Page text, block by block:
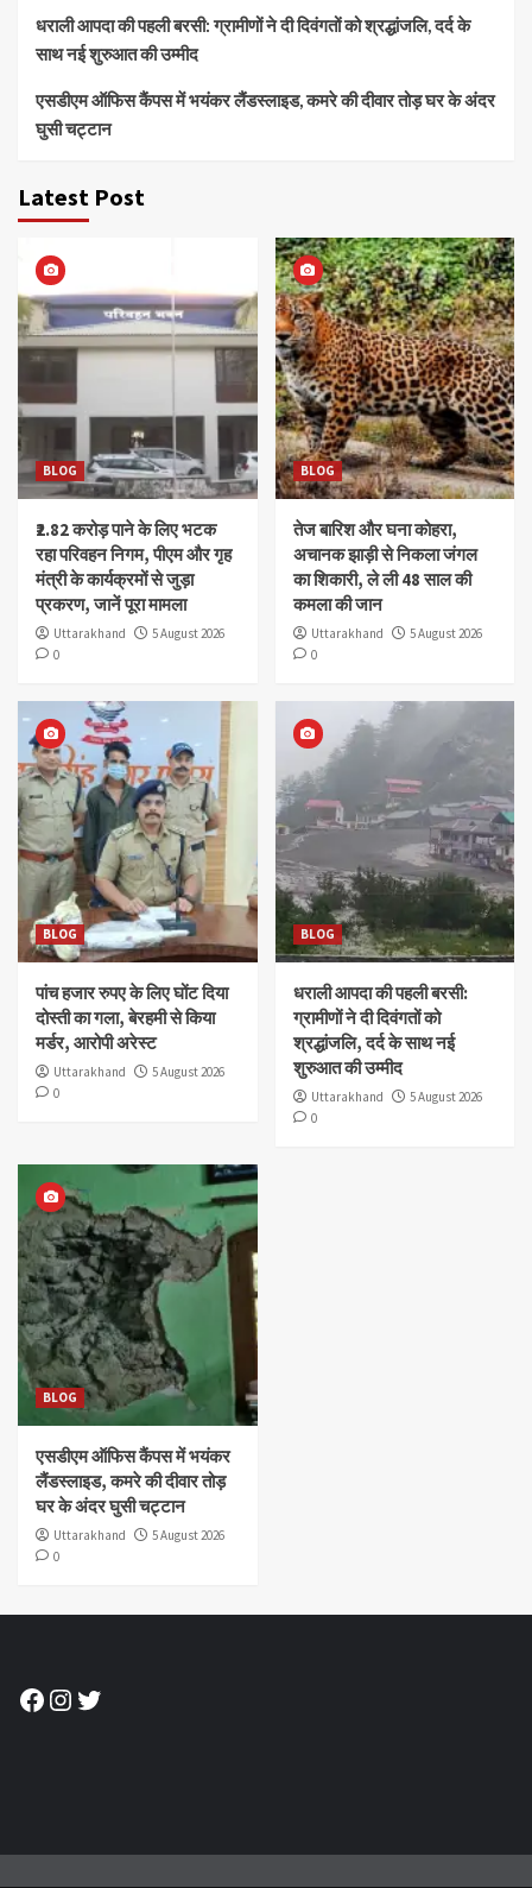
धराली आपदा की पहली बरसी: ग्रामीणों ने दी दिवंगतों को श्रद्धांजलि, दर्द के
साथ नई शुरुआत की उम्मीद
एसडीएम ऑफिस कैंपस में भयंकर लैंडस्लाइड, कमरे की दीवार तोड़ घर के अंदर
घुसी चट्टान
Latest Post
BLOG
₹2.82 करोड़ पाने के लिए भटक
रहा परिवहन निगम, पीएम और गृह
मंत्री के कार्यक्रमों से जुड़ा
प्रकरण, जानें पूरा मामला
Uttarakhand
5 August 2026
0
BLOG
तेज बारिश और घना कोहरा,
अचानक झाड़ी से निकला जंगल
का शिकारी, ले ली 48 साल की
कमला की जान
Uttarakhand
5 August 2026
0
BLOG
पांच हजार रुपए के लिए घोंट दिया
दोस्ती का गला, बेरहमी से किया
मर्डर, आरोपी अरेस्ट
Uttarakhand
5 August 2026
0
BLOG
धराली आपदा की पहली बरसी:
ग्रामीणों ने दी दिवंगतों को
श्रद्धांजलि, दर्द के साथ नई
शुरुआत की उम्मीद
Uttarakhand
5 August 2026
0
BLOG
एसडीएम ऑफिस कैंपस में भयंकर
लैंडस्लाइड, कमरे की दीवार तोड़
घर के अंदर घुसी चट्टान
Uttarakhand
5 August 2026
0
Facebook
Instagram
Twitter